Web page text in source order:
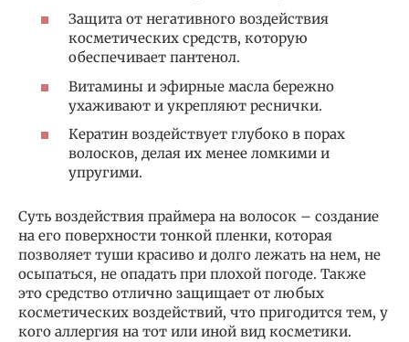
Защита от негативного воздействия
косметических средств, которую
обеспечивает пантенол.
Витамины и эфирные масла бережно
ухаживают и укрепляют реснички.
Кератин воздействует глубоко в порах
волосков, делая их менее ломкими и
упругими.
Суть воздействия праймера на волосок – создание
на его поверхности тонкой пленки, которая
позволяет туши красиво и долго лежать на нем, не
осыпаться, не опадать при плохой погоде. Также
это средство отлично защищает от любых
косметических воздействий, что пригодится тем, у
кого аллергия на тот или иной вид косметики.